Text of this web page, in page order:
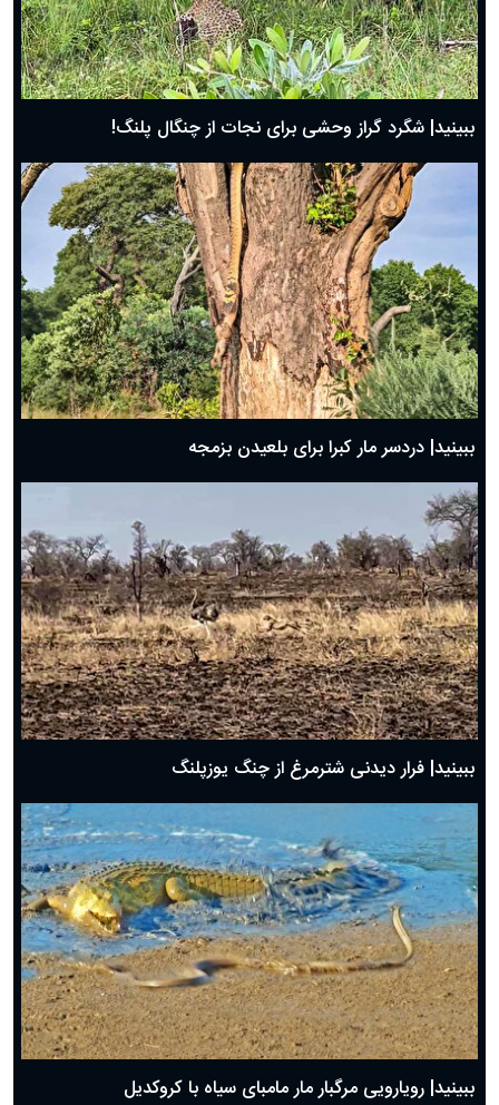
ببینید| شگرد گراز وحشی برای نجات از چنگال پلنگ!
ببینید| دردسر مار کبرا برای بلعیدن بزمجه
ببینید| فرار دیدنی شترمرغ از چنگ یوزپلنگ
ببینید| رویارویی مرگبار مار مامبای سیاه با کروکدیل